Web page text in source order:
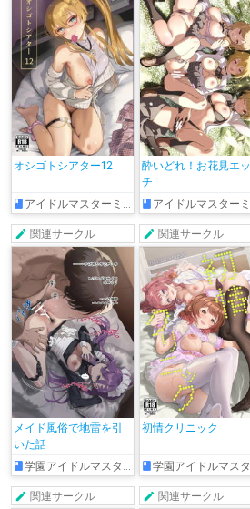
オシゴトシアター12
アイドルマスターミリオンライブ!
酔いどれ！お花見エッ
チ
アイドルマスターミリオンライブ!
関連サークル
メイド風俗で地雷を引
いた話
学園アイドルマスター
関連サークル
初情クリニック
学園アイドルマスター
関連サークル 関連サークル